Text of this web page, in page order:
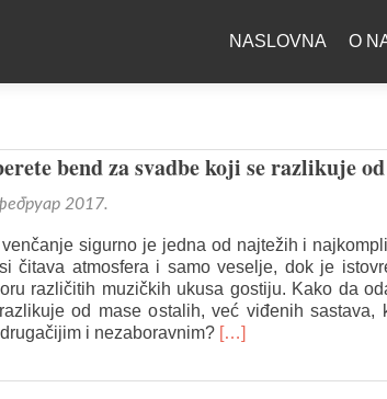
NASLOVNA O
bend za svadbe koji se razlikuje
2017.
venčanje sigurno je jedna od najtežih i
čitava atmosfera i samo veselje, dok je
različitih muzičkih ukusa gostiju. Kako da
od mase ostalih, već viđenih sastava,
i nezaboravnim? Read
[…]